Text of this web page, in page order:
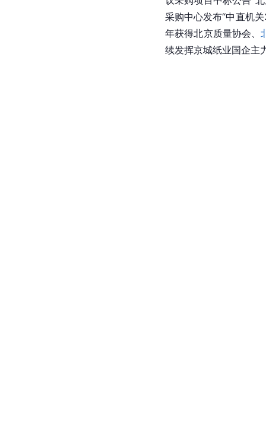
采购中心发布“中直机
年获得北京质量协会、
续发挥京城纸业国企主